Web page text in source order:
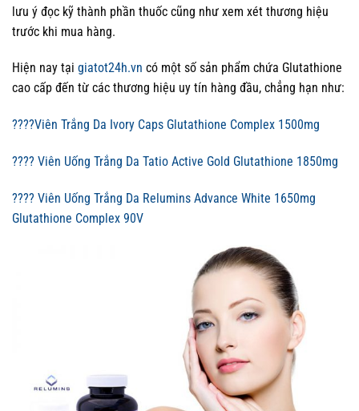
lưu ý đọc kỹ thành phần thuốc cũng như xem xét thương hiệu
trước khi mua hàng.
Hiện nay tại giatot24h.vn có một số sản phẩm chứa Glutathione
cao cấp đến từ các thương hiệu uy tín hàng đầu, chẳng hạn như:
????Viên Trắng Da Ivory Caps Glutathione Complex 1500mg
???? Viên Uống Trắng Da Tatio Active Gold Glutathione 1850mg
???? Viên Uống Trắng Da Relumins Advance White 1650mg
Glutathione Complex 90V